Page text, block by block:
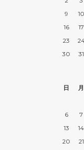
9
10
16
17
23
30
31
日
月
6
7
13
14
20
21